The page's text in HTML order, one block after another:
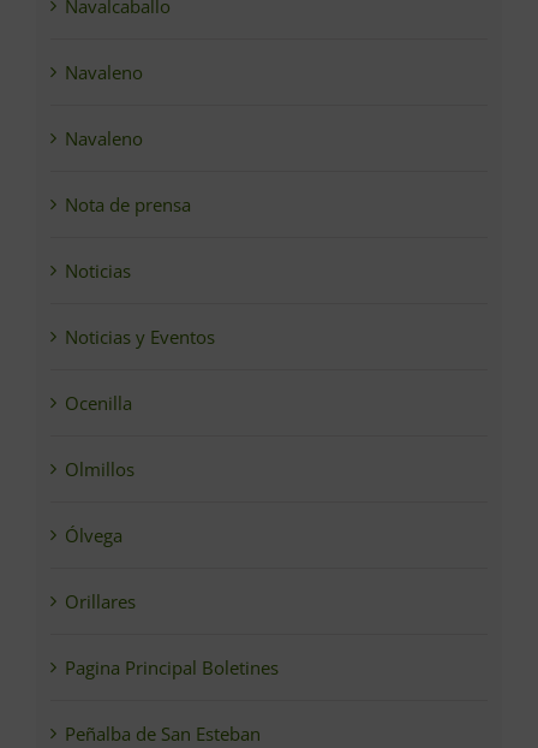
Navalcaballo
Navaleno
Navaleno
Nota de prensa
Noticias
Noticias y Eventos
Ocenilla
Olmillos
Ólvega
Orillares
Pagina Principal Boletines
Peñalba de San Esteban